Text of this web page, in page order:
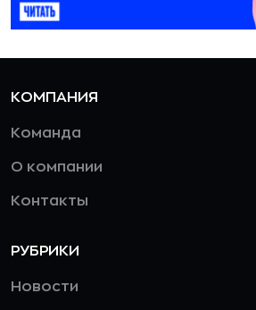
КОМПАНИЯ
Команда
О компании
Контакты
РУБРИКИ
Новости